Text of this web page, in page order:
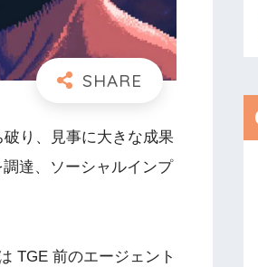
り、見事に大きな成果
達、ソーシャルインプ
TGE 前のエージェント